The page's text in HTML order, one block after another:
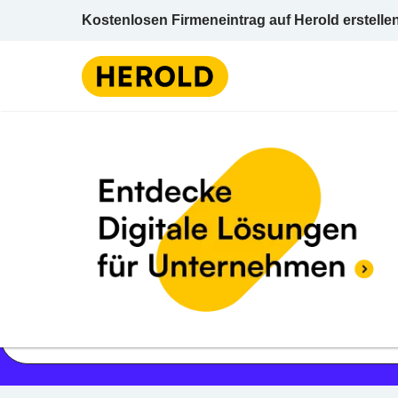
Kostenlosen Firmeneintrag auf Herold